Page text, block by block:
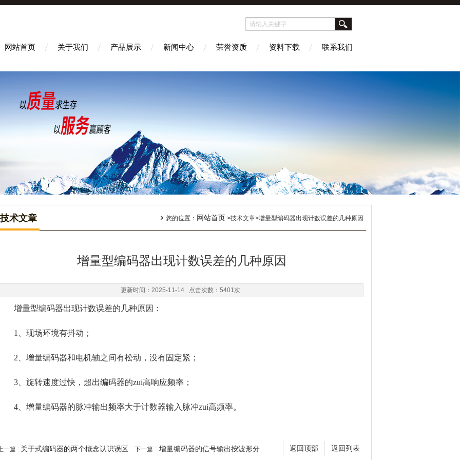
网站首页 关于我们 产品展示 新闻中心 荣誉资质 资料下载 联系我们
技术文章 您的位置： 网站首页 >技术文章>增量型编码器出现计数误差的几种原因
增量型编码器出现计数误差的几种原因
更新时间：2025-11-14 点击次数：5401次
量型编码器出现计数误差的几种原因：
、现场环境有抖动；
、增量编码器和电机轴之间有松动，没有固定紧；
、旋转速度过快，超出编码器的zui高响应频率；
、增量编码器的脉冲输出频率大于计数器输入脉冲zui高频率。
返回列表
返回顶部
一篇 : 关于式编码器的两个概念认识误区 下一篇 : 增量编码器的信号输出按波形分